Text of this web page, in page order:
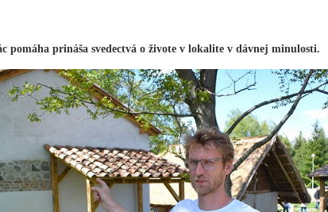
pomáha prináša svedectvá o živote v lokalite v dávnej minulosti.